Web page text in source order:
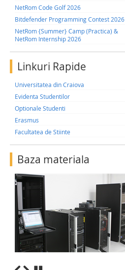
NetRom Code Golf 2026
Bitdefender Programming Contest 2026
NetRom {Summer} Camp (Practica) &
NetRom Internship 2026
Linkuri Rapide
Universitatea din Craiova
Evidenta Studentilor
Optionale Studenti
Erasmus
Facultatea de Stiinte
Baza materiala